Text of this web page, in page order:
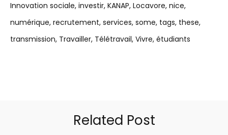
Innovation sociale investir KANAP Locavore nice
numérique recrutement services some tags these
transmission Travailler Télétravail Vivre étudiants
Related Post